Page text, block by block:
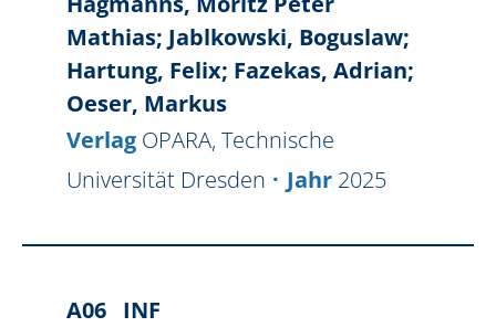
Mathias; Jablkowski, Boguslaw;
Hartung, Felix; Fazekas, Adrian;
Oeser, Markus
Verlag OPARA, Technische
Universität Dresden
Jahr 2025
A06 INF